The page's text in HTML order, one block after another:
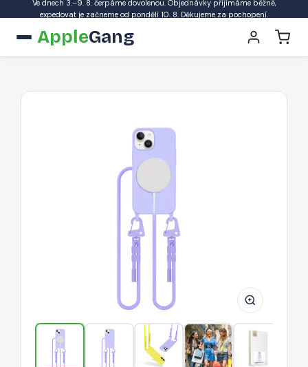
Ve dnech 3.–9. 8. čerpáme dovolenou. Objednávky přijímáme běžně,
expedovat je začneme od pondělí 10. 8. Děkujeme za pochopení.
AppleGang
Pouzdro
Tech-
Protect
MagNecklace
pro
iPhone
13
Mini